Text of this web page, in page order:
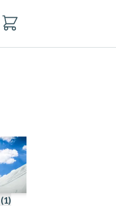
(1)